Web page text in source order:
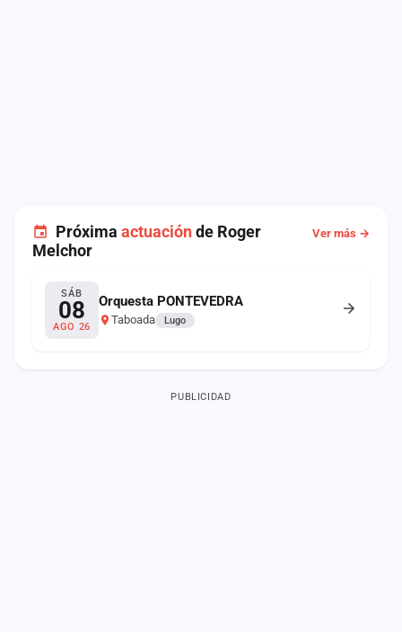
Próxima actuaciónde Roger
Melchor
Ver más →
SÁB
08
AGO 26
Orquesta PONTEVEDRA
Taboada Lugo
PUBLICIDAD